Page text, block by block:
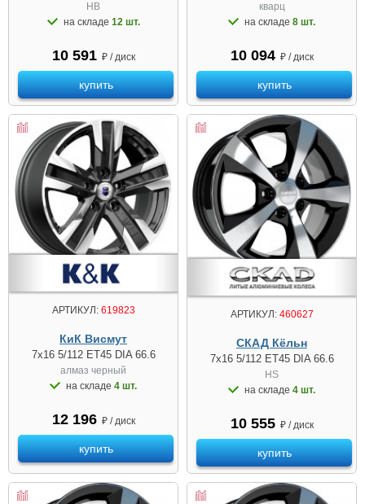
HB
на складе 12 шт.
10 591 ₽ / диск
купить
кварц
на складе 8 шт.
10 094 ₽ / диск
купить
АРТИКУЛ:619823
КиК Висмут
7x16 5/112 ET45 DIA 66.6
алмаз черный
на складе 4 шт.
12 196 ₽ / диск
купить
АРТИКУЛ:460627
СКАД Кёльн
7x16 5/112 ET45 DIA 66.6
HS
на складе 4 шт.
10 555 ₽ / диск
купить